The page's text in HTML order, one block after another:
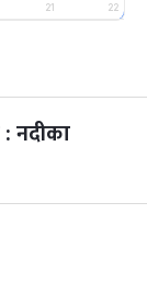
७ महिना बाँकी
21 22
नदीका